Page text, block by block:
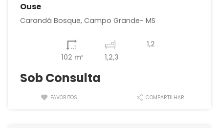
Ouse
Carandá Bosque, Campo Grande- MS
102 m² 1,2,3
1,2
Sob Consulta
FAVORITOS COMPARTILHAR